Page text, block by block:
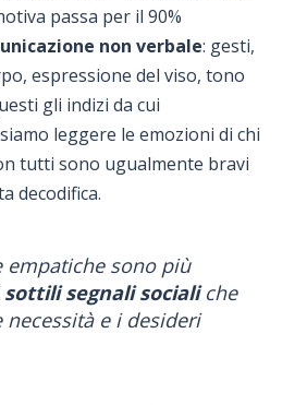
passa per il 90%
non verbale: gesti,
espressione del viso, tono
gli indizi da cui
leggere le emozioni di chi
tutti sono ugualmente bravi
decodifica.
empatiche sono più
sottili segnali socialiche
necessità e i desideri